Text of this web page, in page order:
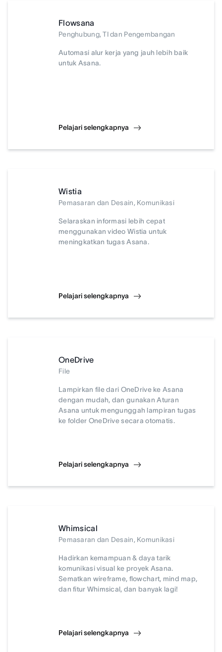
Flowsana
Penghubung, TI dan Pengembangan
Automasi alur kerja yang jauh lebih baik
untuk Asana.
Pelajari selengkapnya
Wistia
Pemasaran dan Desain, Komunikasi
Selaraskan informasi lebih cepat
menggunakan video Wistia untuk
meningkatkan tugas Asana.
Pelajari selengkapnya
OneDrive
File
Lampirkan file dari OneDrive ke Asana
dengan mudah, dan gunakan Aturan
Asana untuk mengunggah lampiran tugas
ke folder OneDrive secara otomatis.
Pelajari selengkapnya
Whimsical
Pemasaran dan Desain, Komunikasi
Hadirkan kemampuan & daya tarik
komunikasi visual ke proyek Asana.
Sematkan wireframe, flowchart, mind map,
dan fitur Whimsical, dan banyak lagi!
Pelajari selengkapnya